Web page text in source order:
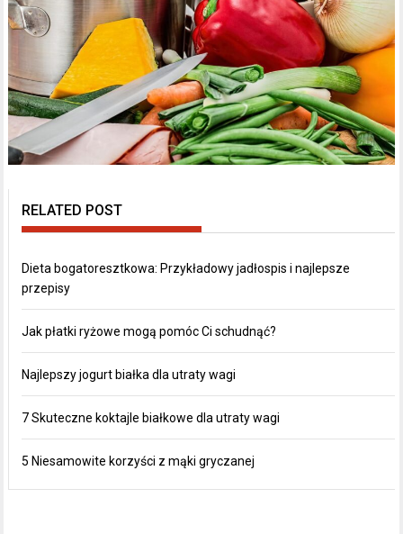
RELATED POST
Dieta bogatoresztkowa: Przykładowy jadłospis i najlepsze
przepisy
Jak płatki ryżowe mogą pomóc Ci schudnąć?
Najlepszy jogurt białka dla utraty wagi
7 Skuteczne koktajle białkowe dla utraty wagi
5 Niesamowite korzyści z mąki gryczanej